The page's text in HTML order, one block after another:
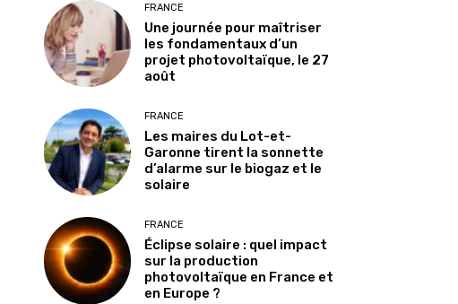
FRANCE
Une journée pour maîtriser
les fondamentaux d’un
projet photovoltaïque, le 27
août
FRANCE
Les maires du Lot-et-
Garonne tirent la sonnette
d’alarme sur le biogaz et le
solaire
FRANCE
Éclipse solaire : quel impact
sur la production
photovoltaïque en France et
en Europe ?